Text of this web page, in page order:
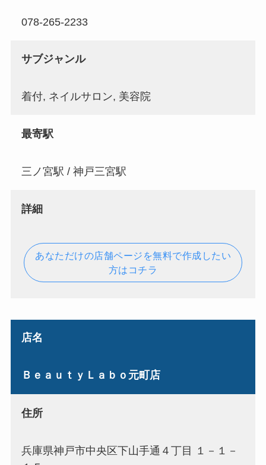
078-265-2233
サブジャンル
着付, ネイルサロン, 美容院
最寄駅
三ノ宮駅 / 神戸三宮駅
詳細
あなただけの店舗ページを無料で作成したい
方はコチラ
店名
ＢｅａｕｔｙＬａｂｏ元町店
住所
兵庫県神戸市中央区下山手通４丁目 １－１－